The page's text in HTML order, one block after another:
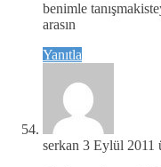
benimle
arasın
Yanıtla
serkan 3 Eylül 2011